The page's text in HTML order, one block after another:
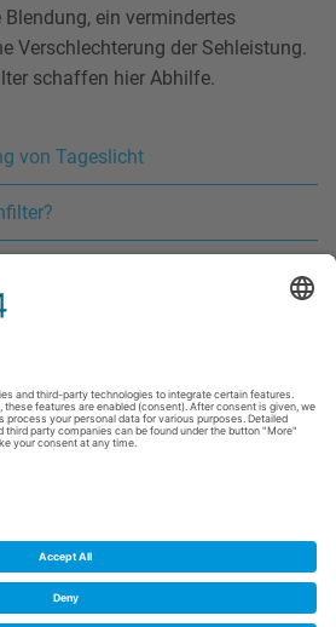
ein vermindertes
Verschlechterung der Sehleistung.
schaffen hier Abhilfe.
von Tageslicht
Impressum